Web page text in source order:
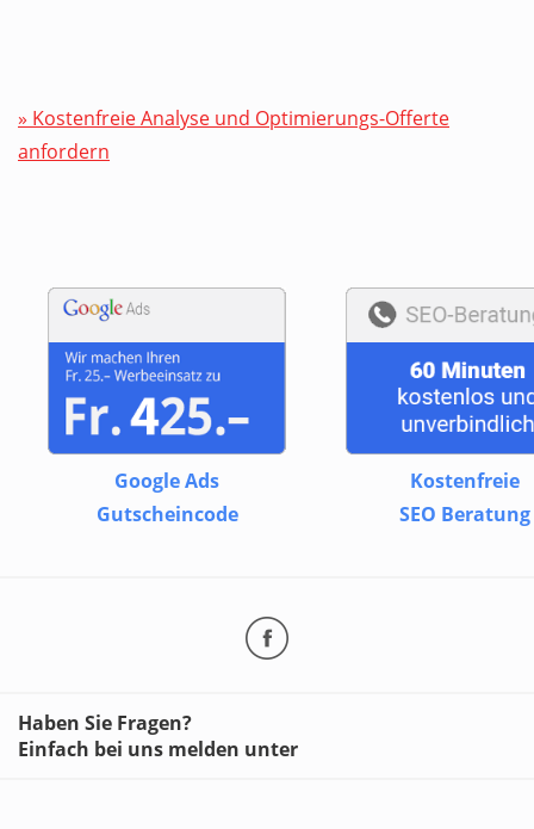
» Kostenfreie Analyse und Optimierungs-Offerte
anfordern
Google Ads
Gutscheincode
Kostenfreie
SEO Beratung
Haben Sie Fragen?
Einfach bei uns melden unter